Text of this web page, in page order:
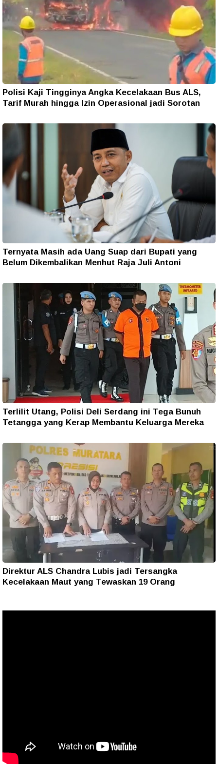
Polisi Kaji Tingginya Angka Kecelakaan Bus ALS,
Tarif Murah hingga Izin Operasional jadi Sorotan
Ternyata Masih ada Uang Suap dari Bupati yang
Belum Dikembalikan Menhut Raja Juli Antoni
Terlilit Utang, Polisi Deli Serdang ini Tega Bunuh
Tetangga yang Kerap Membantu Keluarga Mereka
Direktur ALS Chandra Lubis jadi Tersangka
Kecelakaan Maut yang Tewaskan 19 Orang